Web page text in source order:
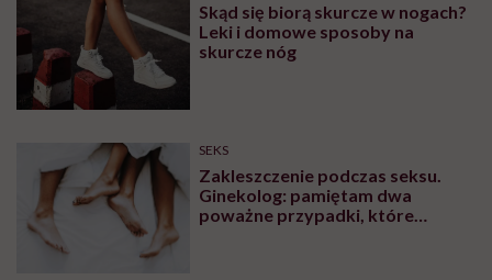
Skąd się biorą skurcze w nogach?
Leki i domowe sposoby na
skurcze nóg
SEKS
Zakleszczenie podczas seksu.
Ginekolog: pamiętam dwa
poważne przypadki, które